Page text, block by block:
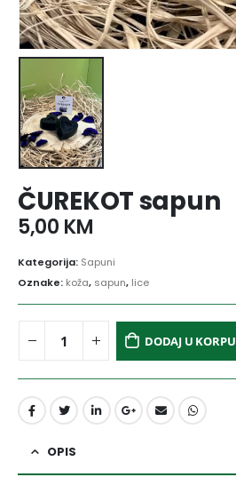
ČUREKOT sapun
5,00 KM
Kategorija: Sapuni
Oznake: koža, sapun, lice
DODAJ U KORPU
OPIS